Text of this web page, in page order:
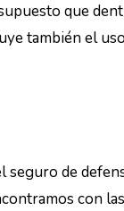
que
también el
seguro de
con